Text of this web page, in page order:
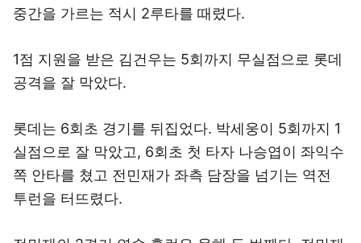
중간을 가르는 적시 2루타를 때렸다.
1점 지원을 받은 김건우는 5회까지 무실점으로 롯데
공격을 잘 막았다.
롯데는 6회초 경기를 뒤집었다. 박세웅이 5회까지 1
실점으로 잘 막았고, 6회초 첫 타자 나승엽이 좌익수
쪽 안타를 쳤고 전민재가 좌측 담장을 넘기는 역전
투런을 터뜨렸다.